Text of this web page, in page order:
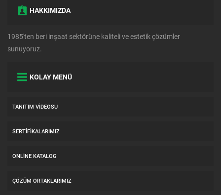
HAKKIMIZDA
1985'ten beri inşaat sektörüne kaliteli ve estetik çözümler
sunuyoruz.
KOLAY MENÜ
TANITIM VIDEOSU
SERTIFIKALARIMIZ
ONLINE KATALOG
ÇÖZÜM ORTAKLARIMIZ